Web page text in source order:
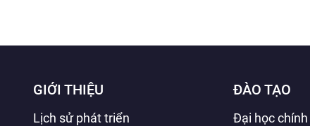
GIỚI THIỆU
Lịch sử phát triển
ĐÀO TẠO
Đại học